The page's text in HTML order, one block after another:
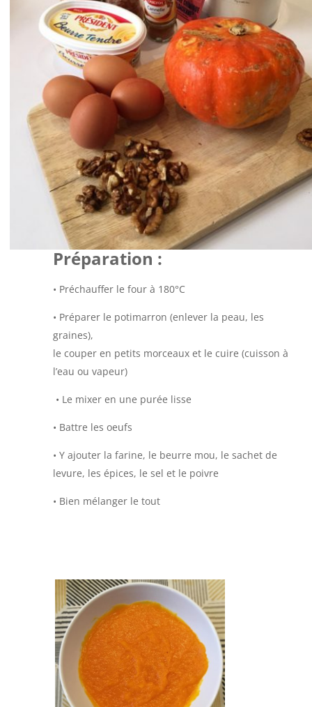
Préparation :
• Préchauffer le four à 180°C
• Préparer le potimarron (enlever la peau, les
graines),
le couper en petits morceaux et le cuire (cuisson à
l’eau ou vapeur)
• Le mixer en une purée lisse
• Battre les oeufs
• Y ajouter la farine, le beurre mou, le sachet de
levure, les épices, le sel et le poivre
• Bien mélanger le tout